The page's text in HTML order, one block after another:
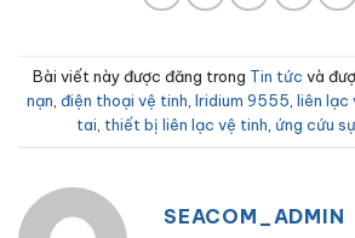
Bài viết này được đăng trong Tin tức và
nạn, điện thoại vệ tinh, Iridium 9555, liên lạc
tai, thiết bị liên lạc vệ tinh, ứng cứu
SEACOM_ADMIN